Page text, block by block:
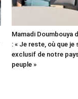
Mamadi Doumbouya
: « Je reste, où que je
exclusif de notre
peuple »